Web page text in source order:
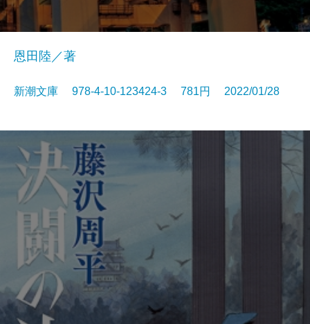
恩田陸／著
新潮文庫 978-4-10-123424-3 781円 2022/01/28